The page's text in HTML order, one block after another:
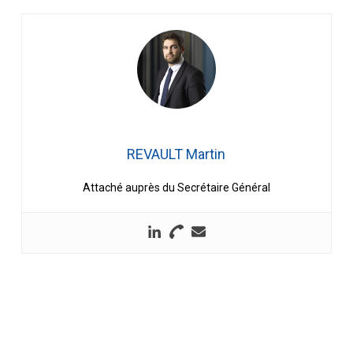
REVAULT Martin
Attaché auprès du Secrétaire Général